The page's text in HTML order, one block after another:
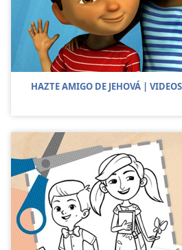
HAZTE AMIGO DE JEHOVÁ |